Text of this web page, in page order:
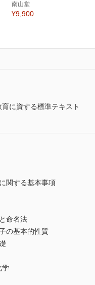
南山堂
¥9,900
に資する標準テキスト
関する基本事項
命名法
の基本的性質
学